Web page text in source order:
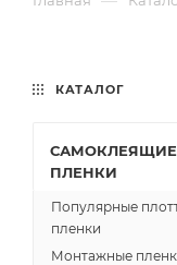
КАТАЛОГ
ПЛЕНКИ
Популярные
пленки
Монтажные